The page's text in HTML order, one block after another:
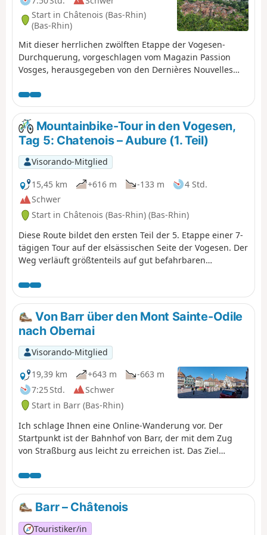
nehmen. Ihre Fahrt endet schließlich inmitten von
Weinbergen zwischen Bergheim, einem charmanten
befestigten Dorf am Fuße der Vogesen, und Ribeauvillé,
Ihrem Zielort.
Start in Châtenois (Bas-Rhin)
(Bas-Rhin)
Mit dieser herrlichen zwölften Etappe der Vogesen-
Durchquerung, vorgeschlagen vom Magazin Passion
Vosges, herausgegeben von den Dernières Nouvelles
nacheinander verschiedene Burgen, angefangen mit der
symbolträchtigen Haut-Koenigsbourg. Nach einem
schönen Abstecher in die Talmulde des Bergdorfs
Thannenkirch führt ein letzter Aufstieg zu der steilen
und spektakulären Anlage der drei Burgen, die die
charmante Weinstadt Ribeauvillé überragen, dem
Endpunkt dieser 20 Kilometer.
Mountainbike-Tour in den Vogesen,
Tag 5: Chatenois – Aubure (1. Teil)
Visorando-Mitglied
15,45 km
+616 m -133 m
4 Std.
Schwer
Start in Châtenois (Bas-Rhin) (Bas-Rhin)
Diese Route bildet den ersten Teil der 5. Etappe einer 7-
tägigen Tour auf der elsässischen Seite der Vogesen. Der
Weg verläuft größtenteils auf gut befahrbaren
besteht aus Schildern mit einem orangefarbenen oder
roten Mountainbike-Logo sowie der Aufschrift TMV
(Traversée du Massif Vosgien).
Von Barr über den Mont Sainte-Odile
nach Obernai
Visorando-Mitglied
19,39 km
+643 m
-663 m
7:25 Std.
Schwer
Start in Barr (Bas-Rhin)
Ich schlage Ihnen eine Online-Wanderung vor. Der
Startpunkt ist der Bahnhof von Barr, der mit dem Zug
von Straßburg aus leicht zu erreichen ist. Das Ziel
recht einfach einen Zug zurück nach Straßburg nehmen
können; unter der Woche fährt stündlich einer. Auf der
Strecke entdecken Sie die Dörfer Barr, Saint-Nabor,
Bernardswiller und die Stadt Obernai, wobei Sie
zunächst durch die Weinberge und dann durch den
Barr – Châtenois
Touristiker/in